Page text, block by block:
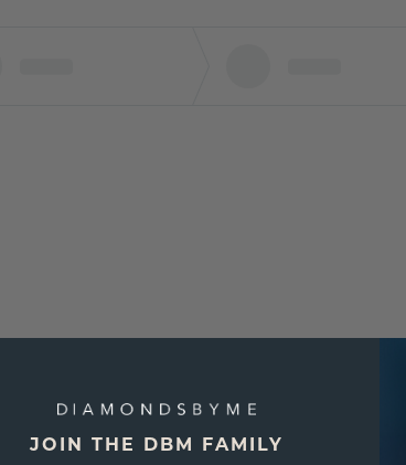
JOIN THE DBM FAMILY